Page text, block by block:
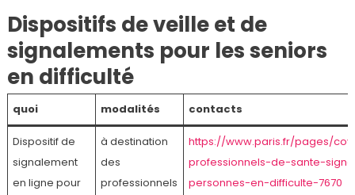
Dispositifs de veille et de
signalements pour les seniors
en difficulté
quoi modalités contacts
Dispositif de
signalement
en ligne pour
à destination
des
professionnels
https://www.paris.fr/pages/
professionnels-de-sante-
personnes-en-difficulte-7670